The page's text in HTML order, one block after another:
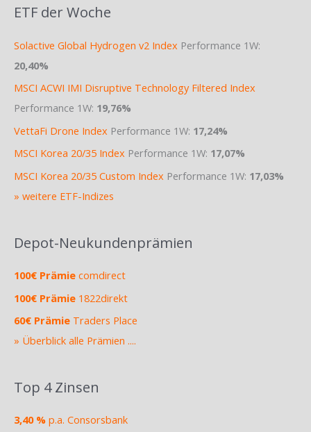
ETF der Woche
Solactive Global Hydrogen v2 Index Performance 1W:
20,40%
MSCI ACWI IMI Disruptive Technology Filtered Index
Performance 1W: 19,76%
VettaFi Drone Index Performance 1W: 17,24%
MSCI Korea 20/35 Index Performance 1W: 17,07%
MSCI Korea 20/35 Custom Index Performance 1W: 17,03%
» weitere ETF-Indizes
Depot-Neukundenprämien
100€ Prämie comdirect
100€ Prämie 1822direkt
60€ Prämie Traders Place
» Überblick alle Prämien ....
Top 4 Zinsen
3,40 % p.a. Consorsbank